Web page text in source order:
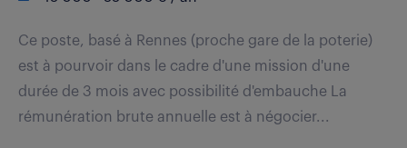
Ce poste, basé à Rennes (proche gare de la poterie)
est à pourvoir dans le cadre d'une mission d'une
durée de 3 mois avec possibilité d'embauche La
rémunération brute annuelle est à négocier...